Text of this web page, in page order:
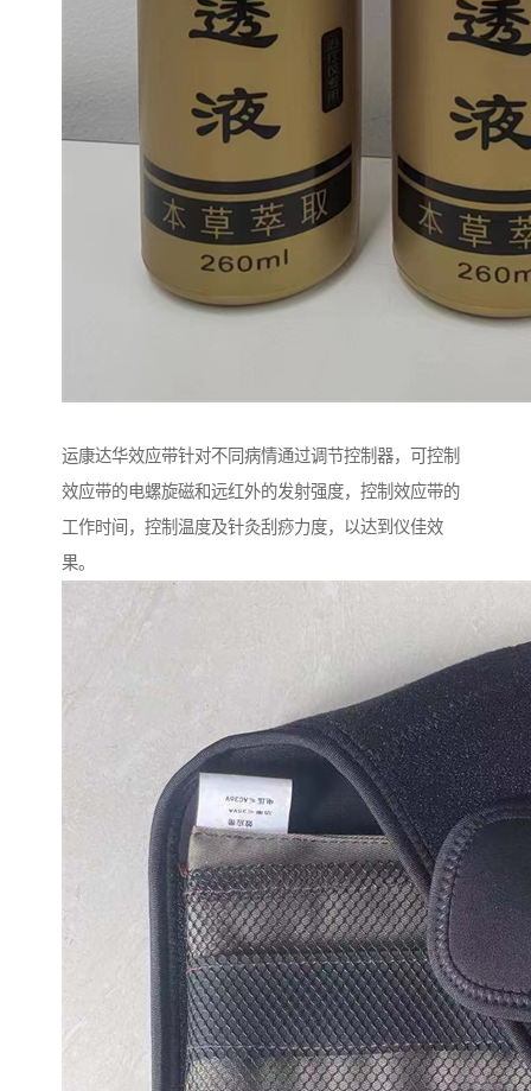
运康达华效应带针对不同病情通过调节控制器，可控制
效应带的电螺旋磁和远红外的发射强度，控制效应带的
工作时间，控制温度及针灸刮痧力度，以达到仪佳效
果。